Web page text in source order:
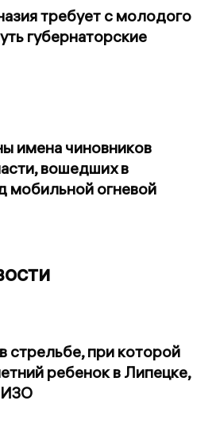
требует с молодого
губернаторские
имена чиновников
вошедших в
мобильной огневой
стрельбе, при которой
ребенок в Липецке,